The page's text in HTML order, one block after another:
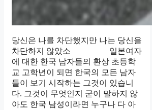
당신은 나를 차단했지만 나는 당신을
차단하지 않았소 일본여자
에 대한 한국 남자들의 환상 초등학
교 고학년이 되면 한국의 모든 남자
들이 보기 시작하는 그것이 있습니
다. 그것이 무엇인지 굳이 말하지 않
아도 한국 남성이라면 누구나 다 아